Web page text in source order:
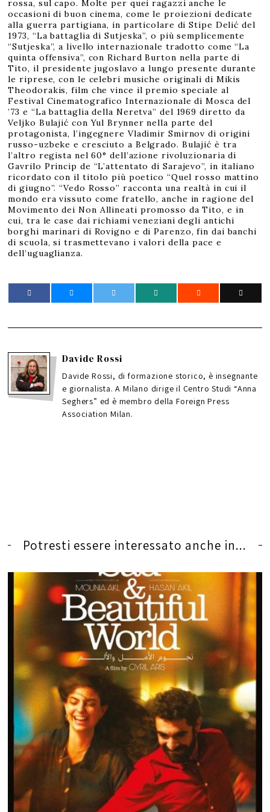
rossa, sul capo. Molte per quei ragazzi anche le
occasioni di buon cinema, come le proiezioni dedicate
alla guerra partigiana, in particolare di Stipe Delić del
1973, “La battaglia di Sutjeska”, o più semplicemente
“Sutjeska”, a livello internazionale tradotto come “La
quinta offensiva”, con Richard Burton nella parte di
Tito, il presidente jugoslavo a lungo presente durante
le riprese, con le celebri musiche originali di Mikis
Theodorakis, film che vince il premio speciale al
Festival Cinematografico Internazionale di Mosca del
’73 e “La battaglia della Neretva” del 1969 diretto da
Veljko Bulajić con Yul Brynner nella parte del
protagonista, l’ingegnere Vladimir Smirnov di origini
russo-uzbeke e cresciuto a Belgrado. Bulajić è tra
l’altro regista nel 60° dell’azione rivoluzionaria di
Gavrilo Princip de “L’attentato di Sarajevo”, in italiano
ricordato con il titolo più poetico “Quel rosso mattino
di giugno”. “Vedo Rosso” racconta una realtà in cui il
mondo era vissuto come fratello, anche in ragione del
Movimento dei Non Allineati promosso da Tito, e in
cui, tra le case dai richiami veneziani degli antichi
borghi marinari di Rovigno e di Parenzo, fin dai banchi
di scuola, si trasmettevano i valori della pace e
dell’uguaglianza.
Davide Rossi
Davide Rossi, di formazione storico, è insegnante
e giornalista. A Milano dirige il Centro Studi “Anna
Seghers” ed è membro della Foreign Press
Association Milan.
Potresti essere interessato anche in...